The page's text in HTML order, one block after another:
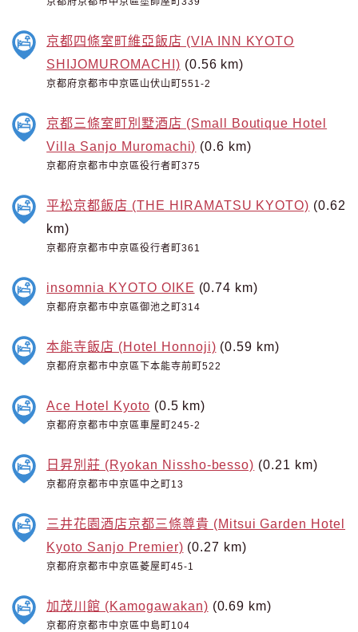
京都四條室町維亞飯店 (VIA INN KYOTO
SHIJOMUROMACHI) (0.56 km)
京都府京都市中京區山伏山町551-2
京都三條室町別墅酒店 (Small Boutique Hotel
Villa Sanjo Muromachi) (0.6 km)
京都府京都市中京區役行者町375
平松京都飯店 (THE HIRAMATSU KYOTO) (0.62
km)
京都府京都市中京區役行者町361
insomnia KYOTO OIKE (0.74 km)
京都府京都市中京區御池之町314
本能寺飯店 (Hotel Honnoji) (0.59 km)
京都府京都市中京區下本能寺前町522
Ace Hotel Kyoto (0.5 km)
京都府京都市中京區車屋町245-2
日昇別莊 (Ryokan Nissho-besso) (0.21 km)
京都府京都市中京區中之町13
三井花園酒店京都三條尊貴 (Mitsui Garden Hotel
Kyoto Sanjo Premier) (0.27 km)
京都府京都市中京區菱屋町45-1
加茂川館 (Kamogawakan) (0.69 km)
京都府京都市中京區中島町104